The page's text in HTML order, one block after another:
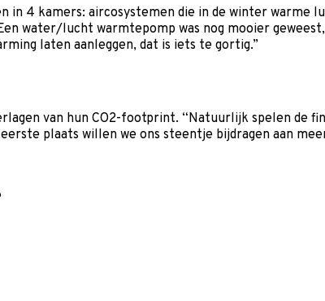
4 kamers: aircosystemen die in de winter warme
water/lucht warmtepomp was nog mooier
laten aanleggen, dat is iets te gortig.”
van hun CO2-footprint. “Natuurlijk spelen de
plaats willen we ons steentje bijdragen aan